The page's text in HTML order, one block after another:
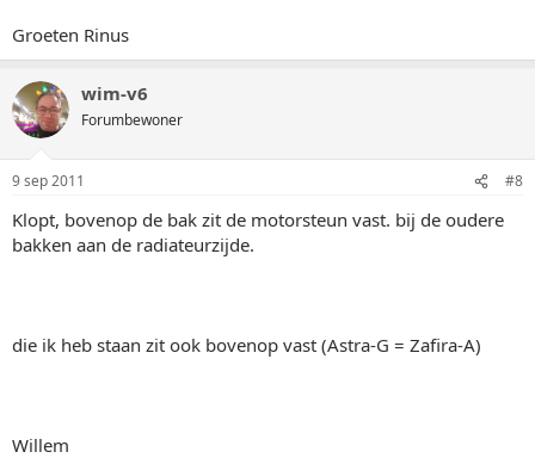
Groeten Rinus
wim-v6
Forumbewoner
9 sep 2011 #8
Klopt, bovenop de bak zit de motorsteun vast. bij de oudere
bakken aan de radiateurzijde.
die ik heb staan zit ook bovenop vast (Astra-G = Zafira-A)
Willem